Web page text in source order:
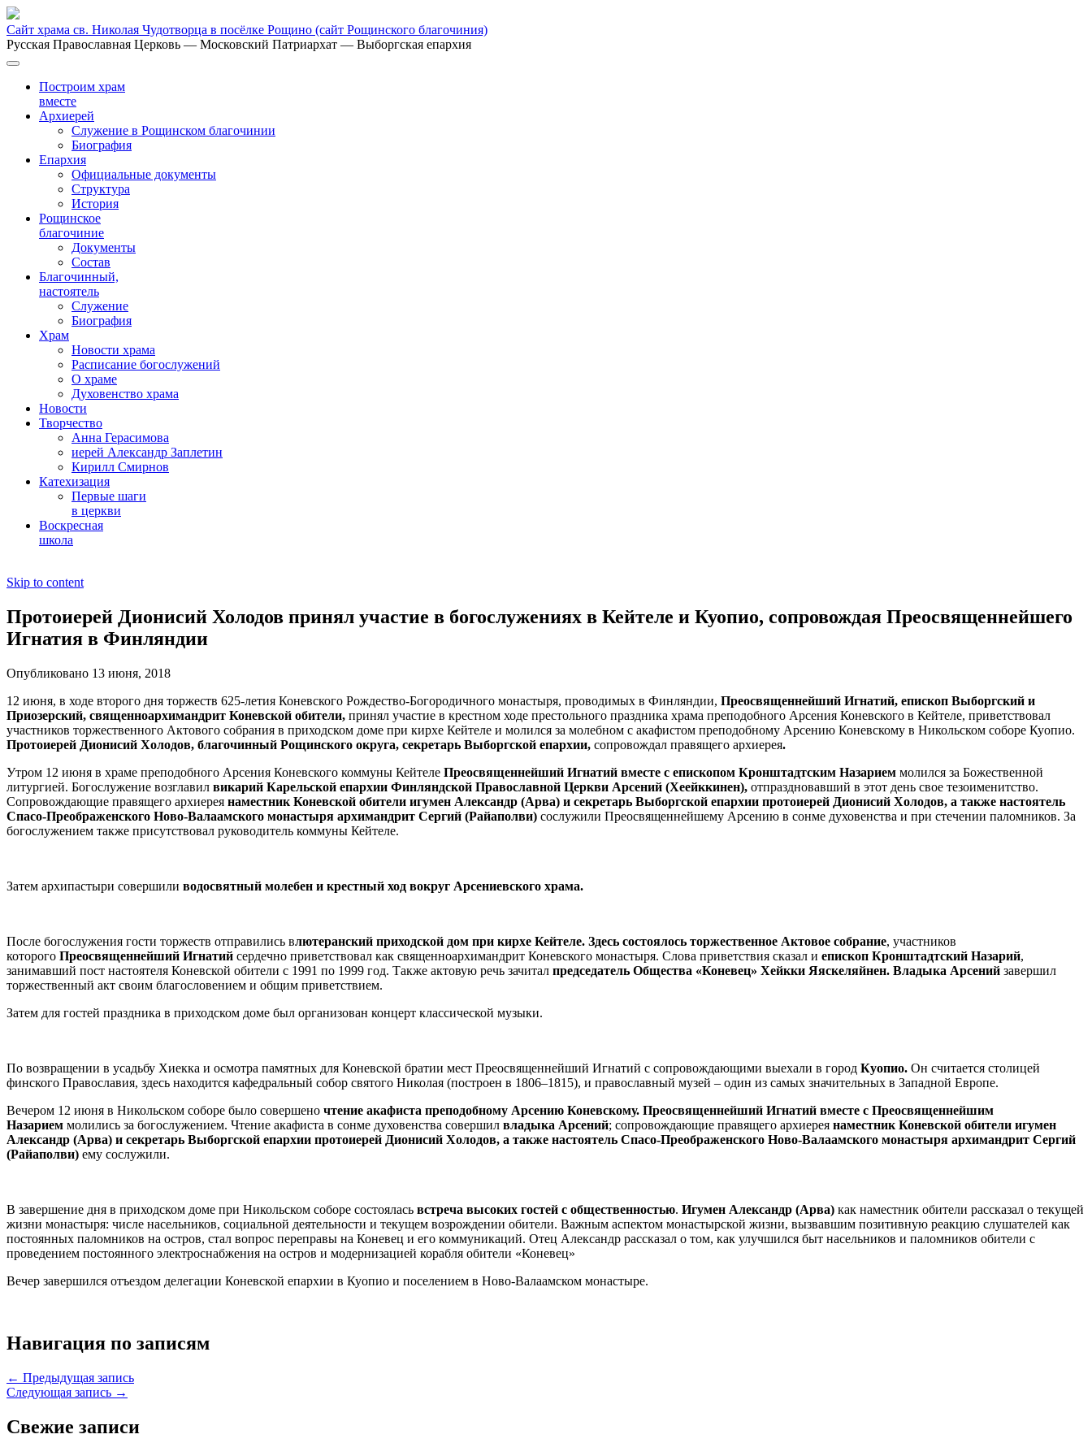
Сайт храма св. Николая Чудотворца в посёлке Рощино (сайт Рощинского благочиния)
Русская Православная Церковь — Московский Патриархат — Выборгская епархия
Построим храм
вместе
Архиерей
Служение в Рощинском благочинии
Биография
Епархия
Официальные документы
Структура
История
Рощинское
благочиние
Документы
Состав
Благочинный,
настоятель
Служение
Биография
Храм
Новости храма
Расписание богослужений
О храме
Духовенство храма
Новости
Творчество
Анна Герасимова
иерей Александр Заплетин
Кирилл Смирнов
Катехизация
Первые шаги
в церкви
Воскресная
школа
Skip to content
Протоиерей Дионисий Холодов принял участие в богослужениях в Кейтеле и Куопио, сопровождая Преосвященнейшего
Игнатия в Финляндии
Опубликовано 13 июня, 2018
12 июня, в ходе второго дня торжеств 625-летия Коневского Рождество-Богородичного монастыря, проводимых в Финляндии, Преосвященнейший Игнатий, епископ Выборгский и
Приозерский, священноархимандрит Коневской обители, принял участие в крестном ходе престольного праздника храма преподобного Арсения Коневского в Кейтеле, приветствовал
участников торжественного Актового собрания в приходском доме при кирхе Кейтеле и молился за молебном с акафистом преподобному Арсению Коневскому в Никольском соборе Куопио.
Протоиерей Дионисий Холодов, благочинный Рощинского округа, секретарь Выборгской епархии, сопровождал правящего архиерея.
Утром 12 июня в храме преподобного Арсения Коневского коммуны Кейтеле Преосвященнейший Игнатий вместе с епископом Кронштадтским Назарием молился за Божественной
литургией. Богослужение возглавил викарий Карельской епархии Финляндской Православной Церкви Арсений (Хеейккинен), отпраздновавший в этот день свое тезоименитство.
Сопровождающие правящего архиерея наместник Коневской обители игумен Александр (Арва) и секретарь Выборгской епархии протоиерей Дионисий Холодов, а также настоятель
Спасо-Преображенского Ново-Валаамского монастыря архимандрит Сергий (Райаполви) сослужили Преосвященнейшему Арсению в сонме духовенства и при стечении паломников. За
богослужением также присутствовал руководитель коммуны Кейтеле.
Затем архипастыри совершили водосвятный молебен и крестный ход вокруг Арсениевского храма.
После богослужения гости торжеств отправились влютеранский приходской дом при кирхе Кейтеле. Здесь состоялось торжественное Актовое собрание, участников
которого Преосвященнейший Игнатий сердечно приветствовал как священноархимандрит Коневского монастыря. Слова приветствия сказал и епископ Кронштадтский Назарий,
занимавший пост настоятеля Коневской обители с 1991 по 1999 год. Также актовую речь зачитал председатель Общества «Коневец» Хейкки Яяскеляйнен. Владыка Арсений завершил
торжественный акт своим благословением и общим приветствием.
Затем для гостей праздника в приходском доме был организован концерт классической музыки.
По возвращении в усадьбу Хиекка и осмотра памятных для Коневской братии мест Преосвященнейший Игнатий с сопровождающими выехали в город Куопио. Он считается столицей
финского Православия, здесь находится кафедральный собор святого Николая (построен в 1806–1815), и православный музей – один из самых значительных в Западной Европе.
Вечером 12 июня в Никольском соборе было совершено чтение акафиста преподобному Арсению Коневскому. Преосвященнейший Игнатий вместе с Преосвященнейшим
Назарием молились за богослужением. Чтение акафиста в сонме духовенства совершил владыка Арсений; сопровождающие правящего архиерея наместник Коневской обители игумен
Александр (Арва) и секретарь Выборгской епархии протоиерей Дионисий Холодов, а также настоятель Спасо-Преображенского Ново-Валаамского монастыря архимандрит Сергий
(Райаполви) ему сослужили.
В завершение дня в приходском доме при Никольском соборе состоялась встреча высоких гостей с общественностью. Игумен Александр (Арва) как наместник обители рассказал о текущей
жизни монастыря: числе насельников, социальной деятельности и текущем возрождении обители. Важным аспектом монастырской жизни, вызвавшим позитивную реакцию слушателей как
постоянных паломников на остров, стал вопрос переправы на Коневец и его коммуникаций. Отец Александр рассказал о том, как улучшился быт насельников и паломников обители с
проведением постоянного электроснабжения на остров и модернизацией корабля обители «Коневец»
Вечер завершился отъездом делегации Коневской епархии в Куопио и поселением в Ново-Валаамском монастыре.
Навигация по записям
← Предыдущая запись
Следующая запись →
Свежие записи